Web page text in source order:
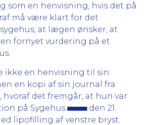
som en henvisning, hvis det på
må være klart for det
at lægen ønsker, at
fornyet vurdering på et
ikke en henvisning til sin
en kopi af sin journal fra
, hvoraf det fremgår, at hun var
på Sygehus
den 21.
lipofilling af venstre bryst.